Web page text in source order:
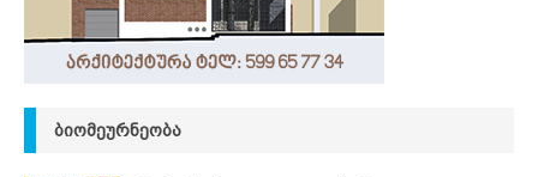
ᲑᲘᲝᲛᲔᲣᲠᲜᲔᲝᲑᲐ